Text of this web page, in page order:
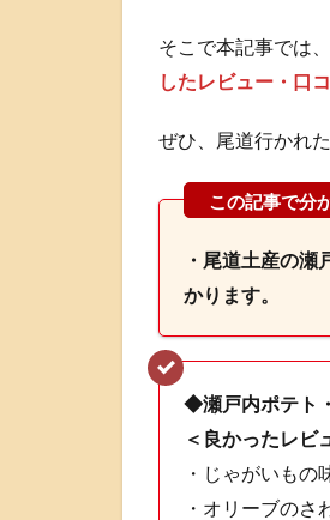
そこで本記事では、
したレビュー・口
ぜひ、尾道行かれ
・尾道土産の
かります。
◆瀬戸内ポテト
＜良かったレビ
・じゃがいもの
・オリーブの